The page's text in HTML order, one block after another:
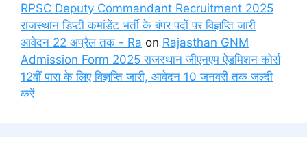
RPSC Deputy Commandant Recruitment 2025
राजस्थान डिप्टी कमांडेंट भर्ती के बंपर पदों पर विज्ञप्ति जारी
आवेदन 22 अप्रैल तक - Ra on Rajasthan GNM
Admission Form 2025 राजस्थान जीएनएम ऐडमिशन कोर्स
12वीं पास के लिए विज्ञप्ति जारी, आवेदन 10 जनवरी तक जल्दी
करें